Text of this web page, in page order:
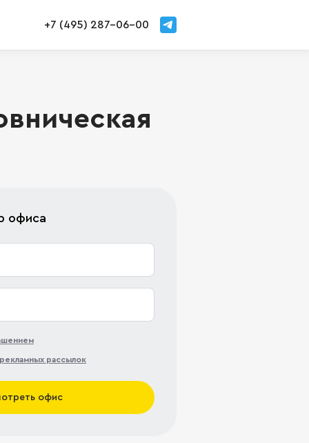
+7 (495) 287-06-00
офиса
рекламных рассылок
офис